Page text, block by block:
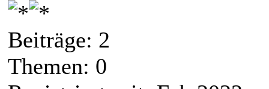
Beiträge: 2
Themen: 0